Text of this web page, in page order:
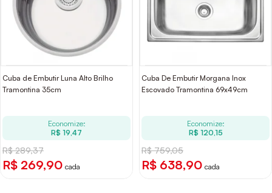
Cuba de Embutir Luna Alto Brilho
Tramontina 35cm
Economize:
R$ 19,47
R$ 289,37
R$ 269,90 cada
Cuba De Embutir Morgana Inox
Escovado Tramontina 69x49cm
Economize:
R$ 120,15
R$ 759,05
R$ 638,90 cada